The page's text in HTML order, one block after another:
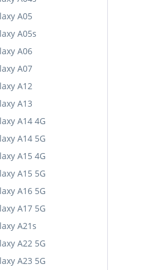
A05
A05s
A06
A07
A12
A13
A14 4G
A14 5G
A15 4G
A15 5G
A16 5G
A17 5G
A21s
A22 5G
A23 5G